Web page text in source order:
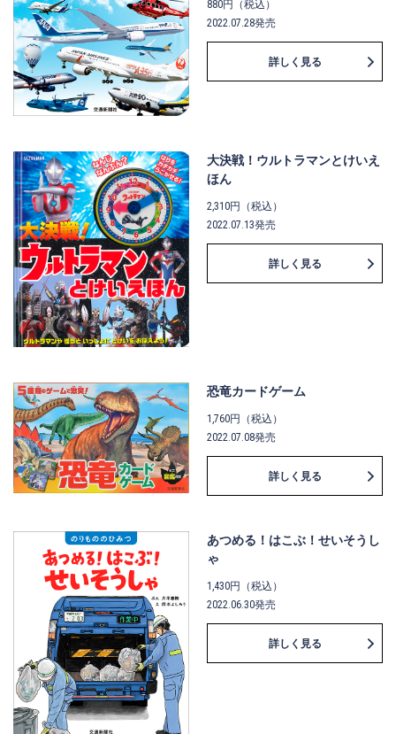
880円（税込）
2022.07.28発売
詳しく見る
大決戦！ウルトラマンとけいえ
ほん
2,310円（税込）
2022.07.13発売
詳しく見る
恐竜カードゲーム
1,760円（税込）
2022.07.08発売
詳しく見る
あつめる！はこぶ！せいそうし
ゃ
1,430円（税込）
2022.06.30発売
詳しく見る